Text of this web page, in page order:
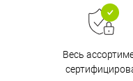
Весь